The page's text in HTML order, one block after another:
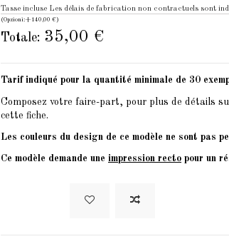
Tasse incluse Les délais de fabrication non contractuels sont
(Opzioni:+140,00 €)
Totale: 35,00 €
Tarif indiqué pour la quantité minimale de 30
Composez votre faire-part, pour plus de détails
cette fiche.
Les couleurs du design de ce modèle ne sont pas
Ce modèle demande une impression recto pour un